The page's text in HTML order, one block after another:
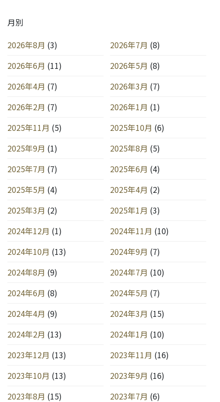
月別
2026年8月 (3) 2026年7月 (8)
2026年6月 (11) 2026年5月 (8)
2026年4月 (7) 2026年3月 (7)
2026年2月 (7) 2026年1月 (1)
2025年11月 (5) 2025年10月 (6)
2025年9月 (1) 2025年8月 (5)
2025年7月 (7) 2025年6月 (4)
2025年5月 (4) 2025年4月 (2)
2025年3月 (2) 2025年1月 (3)
2024年12月 (1) 2024年11月 (10)
2024年10月 (13) 2024年9月 (7)
2024年8月 (9) 2024年7月 (10)
2024年6月 (8) 2024年5月 (7)
2024年4月 (9) 2024年3月 (15)
2024年2月 (13) 2024年1月 (10)
2023年12月 (13) 2023年11月 (16)
2023年10月 (13) 2023年9月 (16)
2023年8月 (15) 2023年7月 (6)